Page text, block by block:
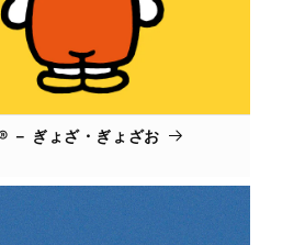
－ ぎょざ・ぎょざお